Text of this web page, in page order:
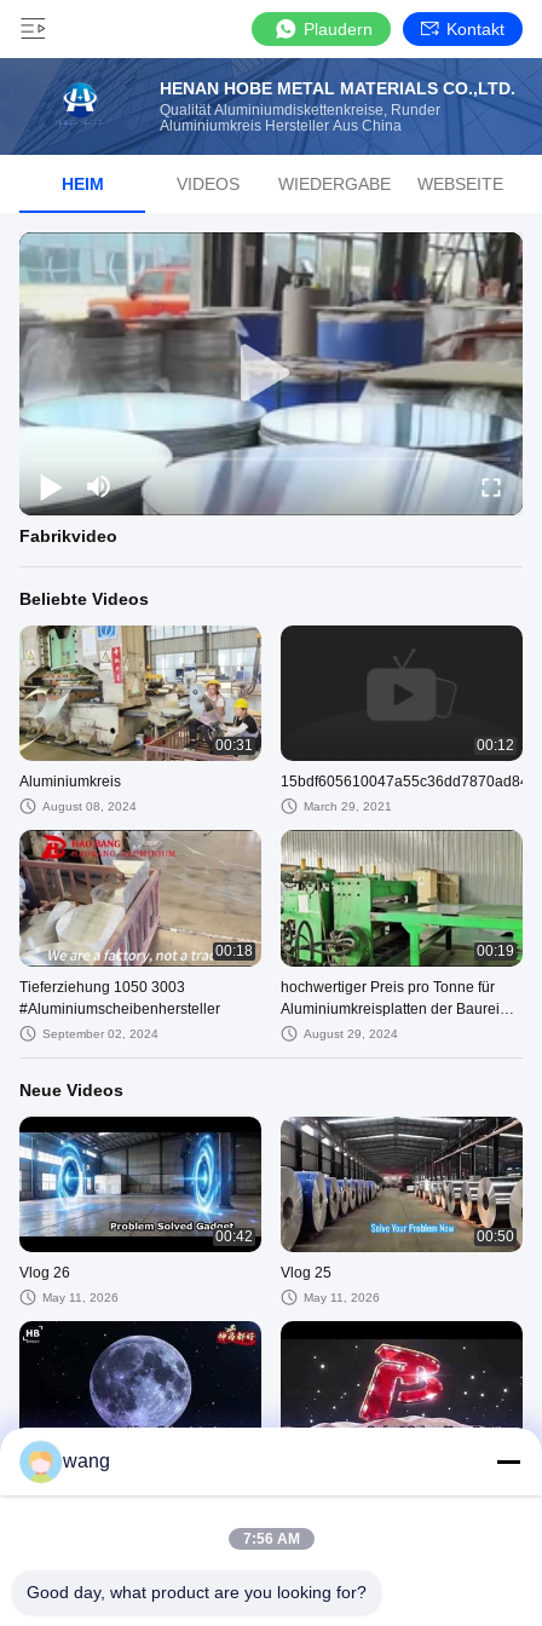
Plaudern Kontakt
HENAN HOBE METAL MATERIALS CO.,LTD.
Qualität Aluminiumdiskettenkreise, Runder
Aluminiumkreis Hersteller Aus China
HEIM VIDEOS WIEDERGABE WEBSEITE
Fabrikvideo
Beliebte Videos
00:31
Aluminiumkreis
August 08, 2024
00:12
March 29, 2021
00:18
Tieferziehung 1050 3003
#Aluminiumscheibenhersteller
September 02, 2024
00:19
hochwertiger Preis pro Tonne für
Aluminiumkreisplatten der Baureihe
3000 nach ASTM B209
August 29, 2024
Neue Videos
00:42
Vlog 26
May 11, 2026
00:50
Vlog 25
May 11, 2026
Vlog 24
wang
7:56 AM
Good day, what product are you looking for?